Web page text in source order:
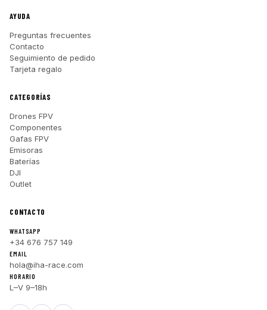
AYUDA
Preguntas frecuentes
Contacto
Seguimiento de pedido
Tarjeta regalo
CATEGORÍAS
Drones FPV
Componentes
Gafas FPV
Emisoras
Baterías
DJI
Outlet
CONTACTO
WHATSAPP
+34 676 757 149
EMAIL
hola@iha-race.com
HORARIO
L–V 9–18h